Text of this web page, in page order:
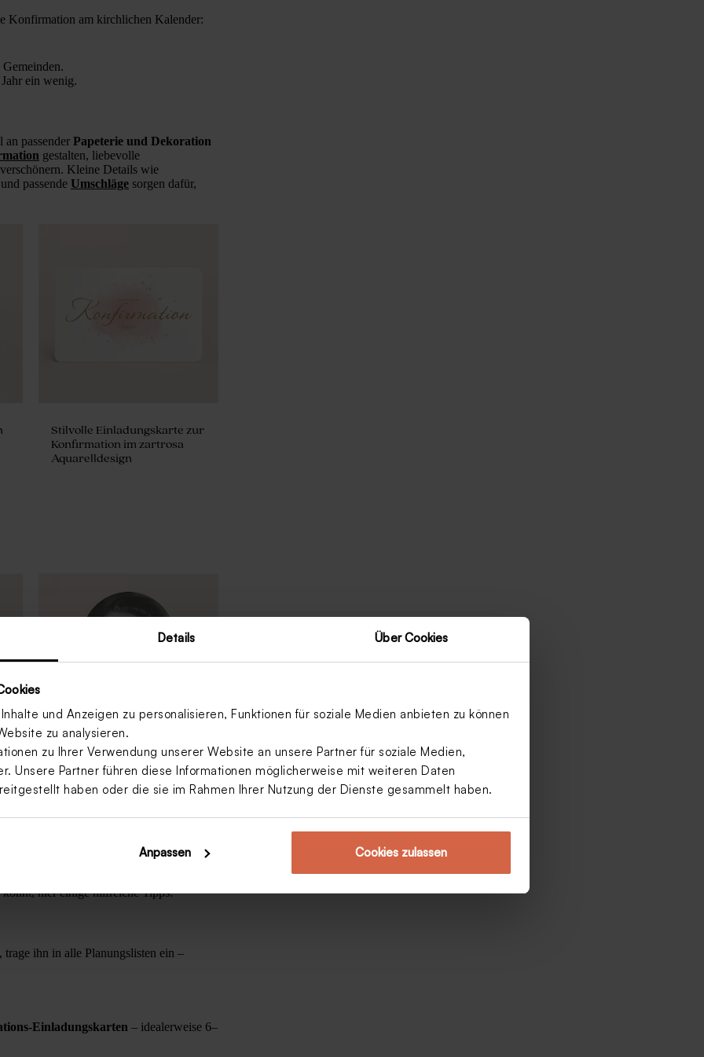
Details Über Cookies
und Anzeigen zu personalisieren, Funktionen für soziale Medien anbieten zu können
zu analysieren.
zu Ihrer Verwendung unserer Website an unsere Partner für soziale Medien,
Unsere Partner führen diese Informationen möglicherweise mit weiteren Daten
haben oder die sie im Rahmen Ihrer Nutzung der Dienste gesammelt haben.
Anpassen Cookies zulassen
Konfirmation am kirchlichen Kalender:
ein wenig.
passender Papeterie und Dekoration
gestalten, liebevolle
verschönern. Kleine Details wie
passende Umschläge sorgen dafür,
Stilvolle Einladungskarte zur
Konfirmation im zartrosa
Aquarelldesign
'Close' | oval
hier einige hilfreiche Tipps:
ihn in alle Planungslisten ein –
Einladungskarten – idealerweise 6–